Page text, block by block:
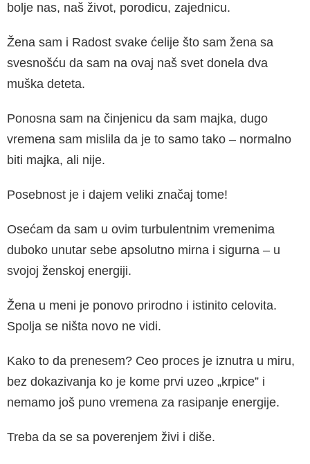
bolje nas, naš život, porodicu, zajednicu.
Žena sam i Radost svake ćelije što sam žena sa
svesnošću da sam na ovaj naš svet donela dva
muška deteta.
Ponosna sam na činjenicu da sam majka, dugo
vremena sam mislila da je to samo tako – normalno
biti majka, ali nije.
Posebnost je i dajem veliki značaj tome!
Osećam da sam u ovim turbulentnim vremenima
duboko unutar sebe apsolutno mirna i sigurna – u
svojoj ženskoj energiji.
Žena u meni je ponovo prirodno i istinito celovita.
Spolja se ništa novo ne vidi.
Kako to da prenesem? Ceo proces je iznutra u miru,
bez dokazivanja ko je kome prvi uzeo „krpice” i
nemamo još puno vremena za rasipanje energije.
Treba da se sa poverenjem živi i diše.